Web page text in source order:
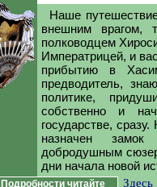
Наше
внешним врагом,
полководцем
Императрицей, и
прибытию в
предводитель,
политике,
собственно и
государстве,
назначен
добродушным
дни начала новой
Подробности читайте Здесь